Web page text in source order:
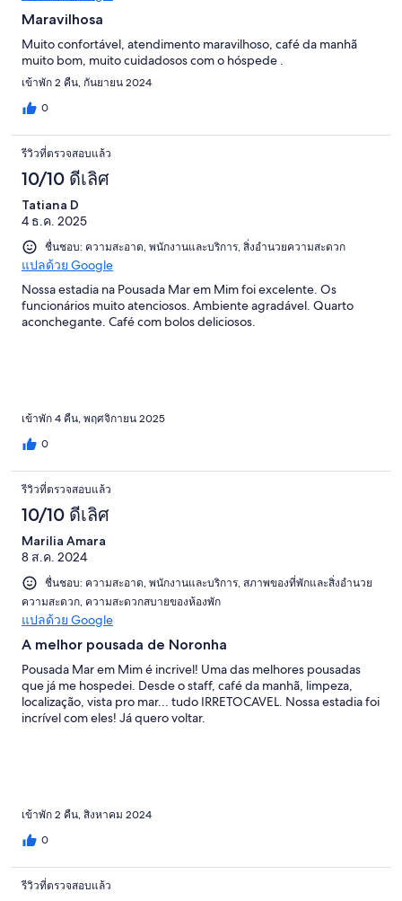
Maravilhosa
Muito confortável, atendimento maravilhoso, café da manhã
muito bom, muito cuidadosos com o hóspede .
เข้าพัก 2 คืน, กันยายน 2024
0
รีวิวที่ตรวจสอบแล้ว
10/10 ดีเลิศ
Tatiana D
4 ธ.ค. 2025
ชื่นชอบ: ความสะอาด, พนักงานและบริการ, สิ่งอำนวยความสะดวก
แปลด้วย Google
Nossa estadia na Pousada Mar em Mim foi excelente. Os
funcionários muito atenciosos. Ambiente agradável. Quarto
aconchegante. Café com bolos deliciosos.
เข้าพัก 4 คืน, พฤศจิกายน 2025
0
รีวิวที่ตรวจสอบแล้ว
10/10 ดีเลิศ
Marilia Amara
8 ส.ค. 2024
ชื่นชอบ: ความสะอาด, พนักงานและบริการ, สภาพของที่พักและสิ่งอำนวย
ความสะดวก, ความสะดวกสบายของห้องพัก
แปลด้วย Google
A melhor pousada de Noronha
Pousada Mar em Mim é incrivel! Uma das melhores pousadas
que já me hospedei. Desde o staff, café da manhã, limpeza,
localização, vista pro mar... tudo IRRETOCAVEL. Nossa estadia foi
incrível com eles! Já quero voltar.
เข้าพัก 2 คืน, สิงหาคม 2024
0
รีวิวที่ตรวจสอบแล้ว